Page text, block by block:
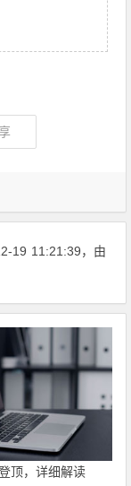
19 11:21:39，由
顶，详细解读